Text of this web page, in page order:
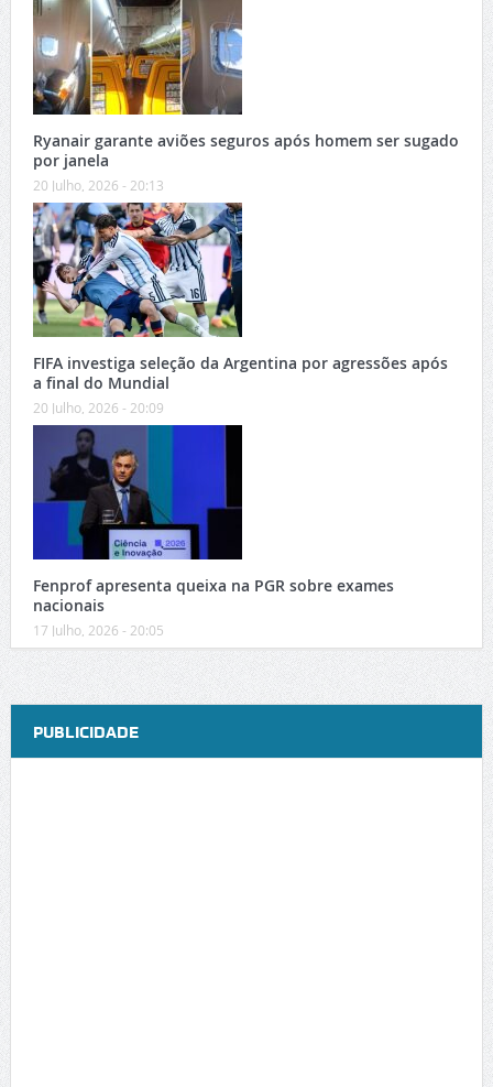
Ryanair garante aviões seguros após homem ser sugado
por janela
20 Julho, 2026 - 20:13
FIFA investiga seleção da Argentina por agressões após
a final do Mundial
20 Julho, 2026 - 20:09
Fenprof apresenta queixa na PGR sobre exames
nacionais
17 Julho, 2026 - 20:05
PUBLICIDADE